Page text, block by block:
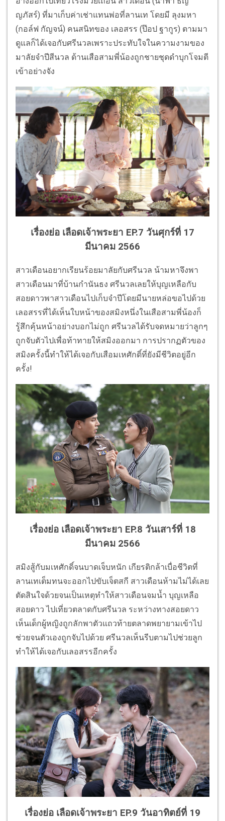
ญภัสร์) ที่มาเก็บค่าเช่าแทนพ่อที่ลานเท โดยมี ลุงมหา
(กอล์ฟ กัญจน์) คนสนิทของ เลอสรร (ป๊อป ฐากูร) ตามมา
ดูแลก็ได้เจอกับศรีนวลเพราะประทับใจในความงามของ
มาลัยจำปีสีนวล ด้านเสือสามพี่น้องถูกชายชุดดำบุกโจมตี
เข้าอย่างจัง
เรื่องย่อ เลือดเจ้าพระยา EP.7 วันศุกร์ที่ 17
มีนาคม 2566
สาวเดือนอยากเรียนร้อยมาลัยกับศรีนวล น้ามหาจึงพา
สาวเดือนมาที่บ้านกำนันธง ศรีนวลเลยให้บุญเหลือกับ
สอยดาวพาสาวเดือนไปเก็บจำปีโดยมีนายหล่อขอไปด้วย
เลอสรรที่ได้เห็นใบหน้าของสมิงหนึ่งในเสือสามพี่น้องก็
รู้สึกคุ้นหน้าอย่างบอกไม่ถูก ศรีนวลได้รับจดหมายว่าลูกๆ
ถูกจับตัวไปเพื่อท้าทายให้สมิงออกมา การปรากฏตัวของ
สมิงครั้งนี้ทำให้ได้เจอกับเสือมเหศักดิ์ที่ยังมีชีวิตอยู่อีก
ครั้ง!
เรื่องย่อ เลือดเจ้าพระยา EP.8 วันเสาร์ที่ 18
มีนาคม 2566
สมิงสู้กับมเหศักดิ์จนบาดเจ็บหนัก เกียรติกล้าเบื่อชีวิตที่
ลานเทเต็มทนจะออกไปขับเจ็ตสกี สาวเดือนห้ามไม่ได้เลย
ตัดสินใจด้วยจนเป็นเหตุทำให้สาวเดือนจมน้ำ บุญเหลือ
สอยดาว ไปเที่ยวตลาดกับศรีนวล ระหว่างทางสอยดาว
เห็นเด็กผู้หญิงถูกลักพาตัวแถวท้ายตลาดพยายามเข้าไป
ช่วยจนตัวเองถูกจับไปด้วย ศรีนวลเห็นรีบตามไปช่วยลูก
ทำให้ได้เจอกับเลอสรรอีกครั้ง
เรื่องย่อ เลือดเจ้าพระยา EP.9 วันอาทิตย์ที่ 19